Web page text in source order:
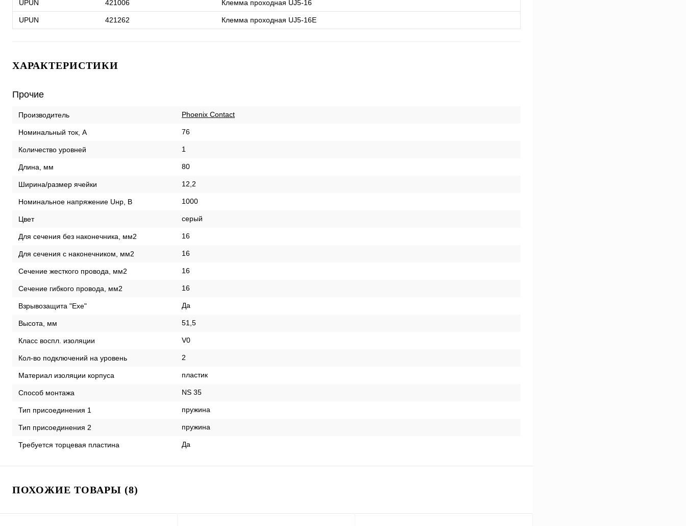
UPUN 421006 Клемма проходная UJ5-16
UPUN 421262 Клемма проходная UJ5-16E
ХАРАКТЕРИСТИКИ
Прочие
Производитель Phoenix Contact
Номинальный ток, А 76
Количество уровней 1
Длина, мм 80
Ширина/размер ячейки 12,2
Номинальное напряжение Uнр, В 1000
Цвет серый
Для сечения без наконечника, мм2 16
Для сечения с наконечником, мм2 16
Сечение жесткого провода, мм2 16
Сечение гибкого провода, мм2 16
Взрывозащита "Exe" Да
Высота, мм 51,5
Класс воспл. изоляции V0
Кол-во подключений на уровень 2
Материал изоляции корпуса пластик
Способ монтажа NS 35
Тип присоединения 1 пружина
Тип присоединения 2 пружина
Требуется торцевая пластина Да
ПОХОЖИЕ ТОВАРЫ (8)